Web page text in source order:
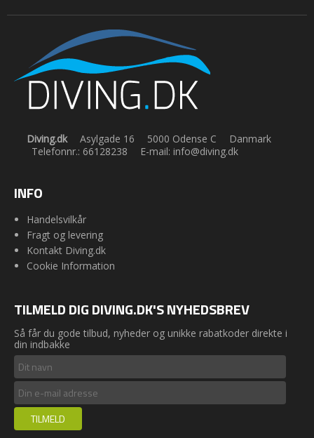
Diving.dk Asylgade 16 5000 Odense C
Danmark
Telefonnr.: 66128238 E-mail: info@diving.dk
INFO
Handelsvilkår
Fragt og levering
Kontakt Diving.dk
Cookie Information
TILMELD DIG DIVING.DK'S NYHEDSBREV
Så får du gode tilbud, nyheder og unikke rabatkoder direkte i
din indbakke